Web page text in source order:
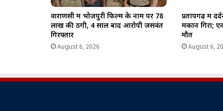
वाराणसी में भोजपुरी फिल्म के नाम पर 78
लाख की ठगी, 4 साल बाद आरोपी जसवंत
गिरफ्तार
August 6, 2026
प्रतापगढ़ में
मकान गिरा;
मौत
August 6,